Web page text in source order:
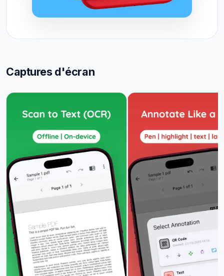
Captures d'écran